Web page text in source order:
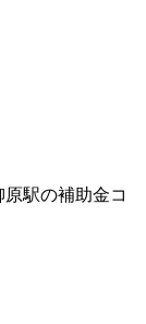
原駅の補助金コ